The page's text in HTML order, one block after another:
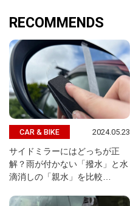
RECOMMENDS
CAR & BIKE 2024.05.23
サイドミラーにはどっちが正
解？雨が付かない「撥水」と水
滴消しの「親水」を比較…